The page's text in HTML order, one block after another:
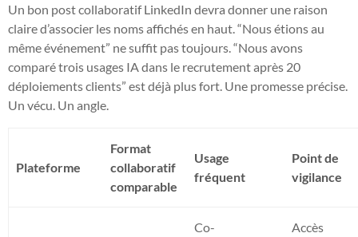
Un bon post collaboratif LinkedIn devra donner une raison
claire d’associer les noms affichés en haut. “Nous étions au
même événement” ne suffit pas toujours. “Nous avons
comparé trois usages IA dans le recrutement après 20
déploiements clients” est déjà plus fort. Une promesse précise.
Un vécu. Un angle.
Plateforme
Format
collaboratif
comparable
Usage
fréquent
Point de
vigilance
Co-
Accès